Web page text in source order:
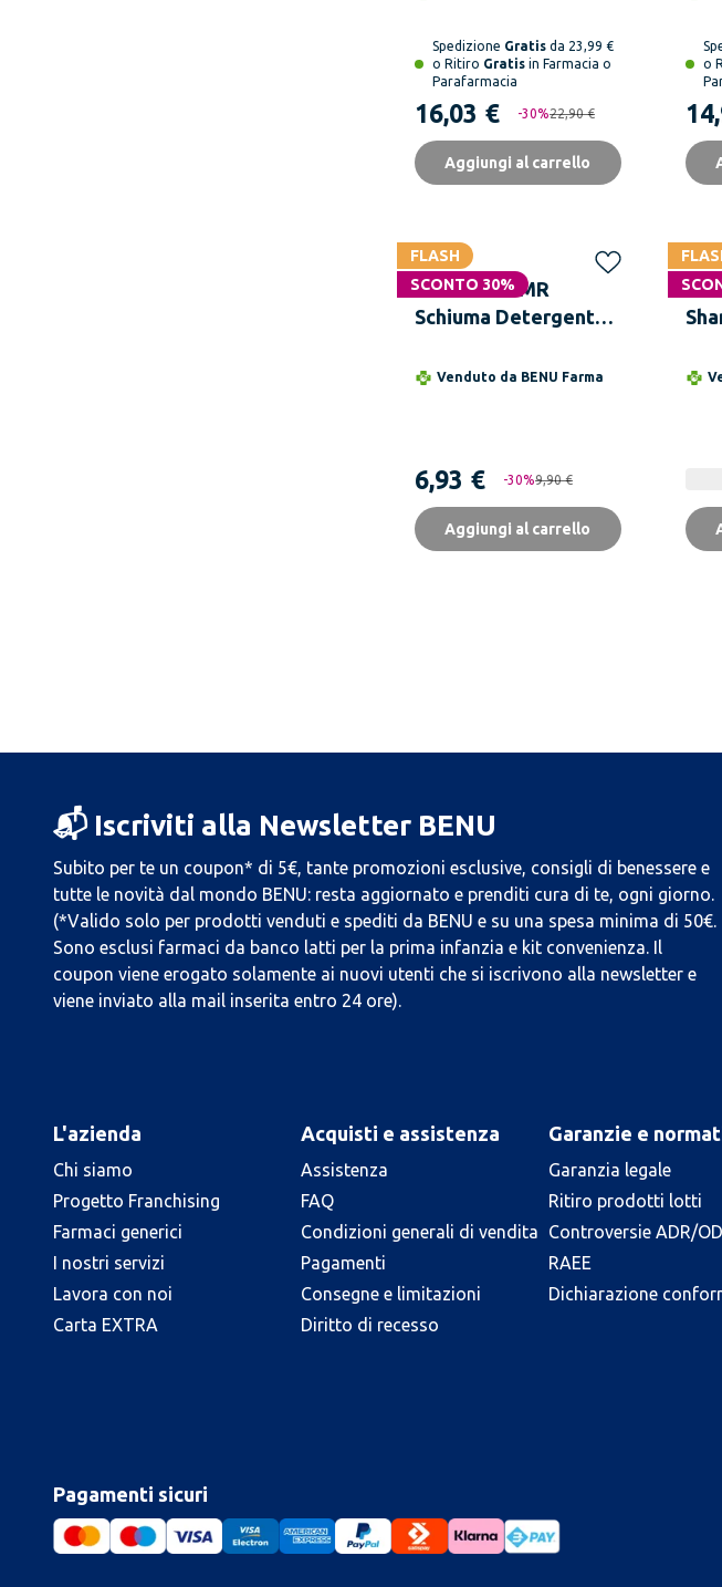
Spedizione Gratis da 23,99 €
o Ritiro Gratis in Farmacia o
Parafarmacia
16,03 € -30%22,90 €
Aggiungi al carrello
o
FLASH
SCONTO 30%
EUPHIDRA MR
Schiuma Detergente
Venduto da BENU Farma
6,93 € -30%9,90 €
Aggiungi al carrello
📬 Iscriviti alla Newsletter BENU
Subito per te un coupon* di 5€, tante promozioni esclusive, consigli di benessere e
tutte le novità dal mondo BENU: resta aggiornato e prenditi cura di te, ogni giorno.
(*Valido solo per prodotti venduti e spediti da BENU e su una spesa minima di 50€.
Sono esclusi farmaci da banco latti per la prima infanzia e kit convenienza. Il
coupon viene erogato solamente ai nuovi utenti che si iscrivono alla newsletter e
viene inviato alla mail inserita entro 24 ore).
L'azienda
Chi siamo
Progetto Franchising
Farmaci generici
I nostri servizi
Lavora con noi
Carta EXTRA
Acquisti e assistenza
Assistenza
FAQ
Condizioni generali di vendita
Pagamenti
Consegne e limitazioni
Diritto di recesso
Garanzie e
Garanzia legale
Ritiro prodotti lotti
Controversie ADR/
RAEE
Dichiarazione
Pagamenti sicuri